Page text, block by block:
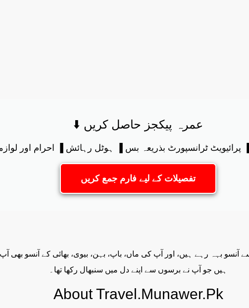
⬇️ عمرہ پیکجز حاصل کریں
ٹرانسپورٹ بذریعہ بس ▐ ہوٹل رہائش ▐ احرام اور لوازمات پر 10%
تفصیلات کے لیے فارم جمع کریں
آنسو بہہ رہے ہیں، اور آپ کی ماں، باپ، بہن، بیوی، بھائی کے آنسو
ہیں جو آپ نے برسوں سے اپنے دل میں سنبھال رکھا تھا۔
About Travel.Munawer.Pk